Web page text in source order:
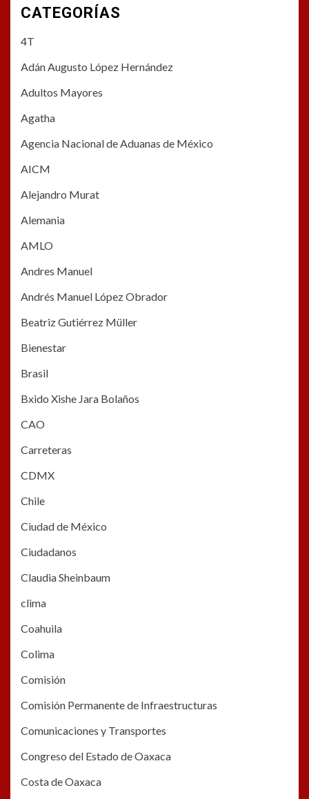
CATEGORÍAS
4T
Adán Augusto López Hernández
Adultos Mayores
Agatha
Agencia Nacional de Aduanas de México
AICM
Alejandro Murat
Alemania
AMLO
Andres Manuel
Andrés Manuel López Obrador
Beatriz Gutiérrez Müller
Bienestar
Brasil
Bxido Xishe Jara Bolaños
CAO
Carreteras
CDMX
Chile
Ciudad de México
Ciudadanos
Claudia Sheinbaum
clima
Coahuila
Colima
Comisión
Comisión Permanente de Infraestructuras
Comunicaciones y Transportes
Congreso del Estado de Oaxaca
Costa de Oaxaca